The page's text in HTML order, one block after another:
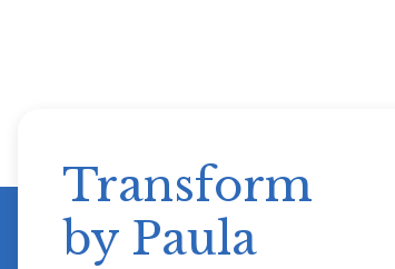
Transform
by Paula